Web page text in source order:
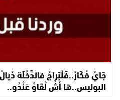
جَايْ فْكَارْ..فَلْبَراجْ فالدَّخْلَة
البوليس..هَا أشْ لْقَاوْ عَنْدُو..